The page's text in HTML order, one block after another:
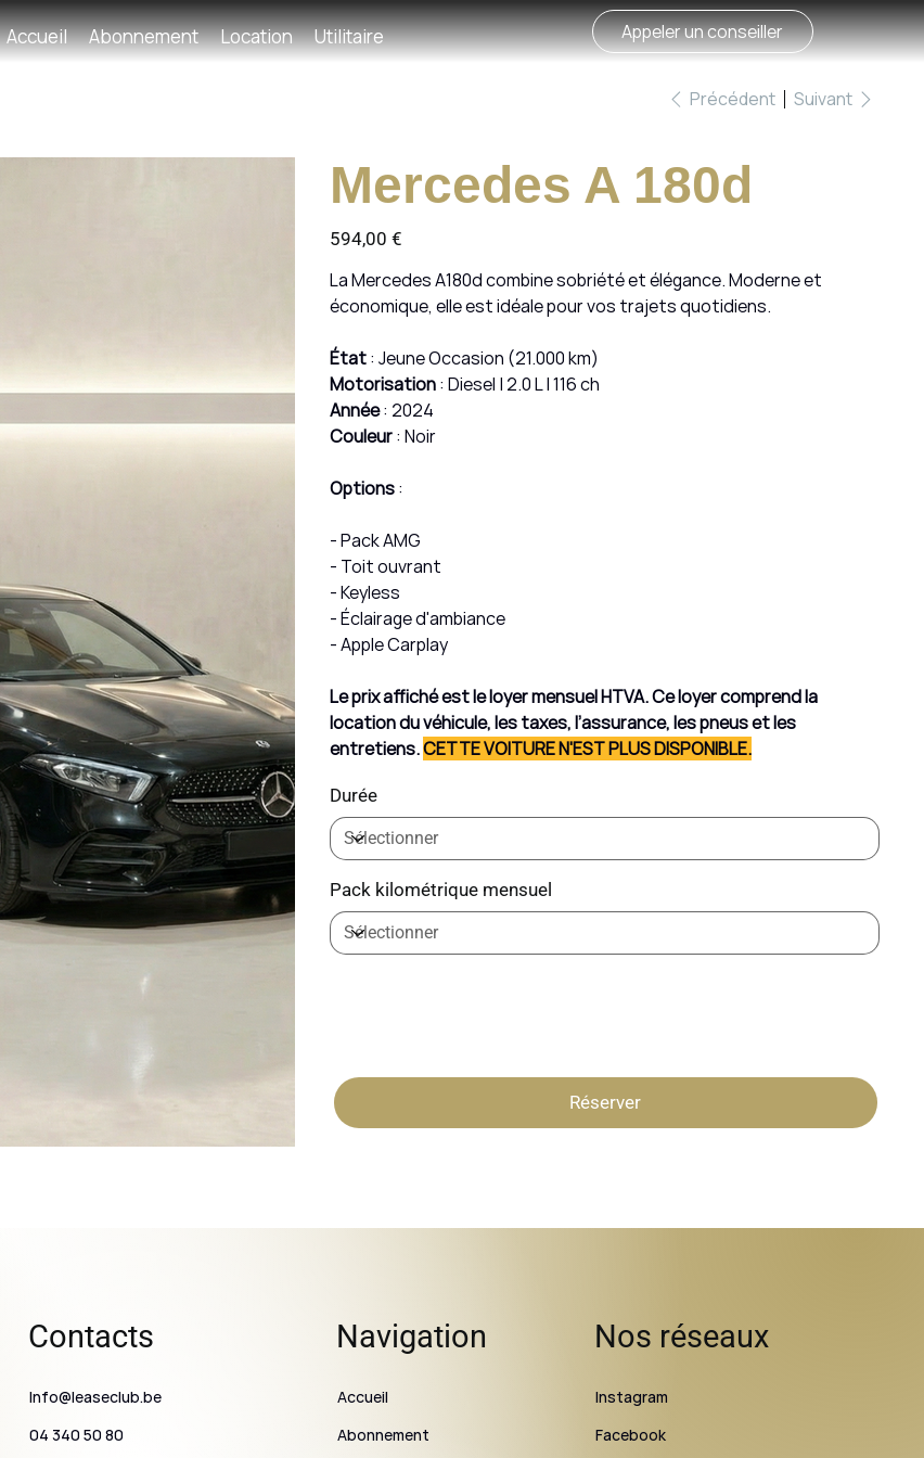
Accueil Abonnement Location Utilitaire Appeler un conseiller
Précédent Suivant
Mercedes A 180d
Prix
594,00 €
La Mercedes A180d combine sobriété et élégance. Moderne et
économique, elle est idéale pour vos trajets quotidiens.
État: Jeune Occasion (21.000 km)
Motorisation: Diesel | 2.0 L | 116 ch
Année: 2024
Couleur: Noir
Options:
- Pack AMG
- Toit ouvrant
- Keyless
- Éclairage d'ambiance
- Apple Carplay
Le prix affiché est le loyer mensuel HTVA. Ce loyer comprend la
location du véhicule, les taxes, l’assurance, les pneus et les
entretiens.CETTE VOITURE N'EST PLUS DISPONIBLE.
Durée
Pack kilométrique mensuel
Réserver
Contacts
Info@leaseclub.be
04 340 50 80
Navigation
Accueil
Abonnement
Nos réseaux
Instagram
Facebook